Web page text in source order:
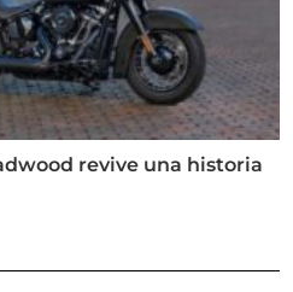
revive una historia